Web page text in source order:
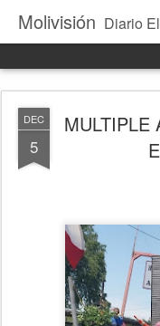
Molivisión Diario
DEC
5
MULTIPLE